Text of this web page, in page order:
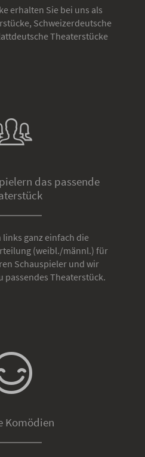
erhalten Sie bei uns als
Schweizerdeutsche
Theaterstücke
das passende
links ganz einfach die
(weibl./männl.) für
Schauspieler und wir
passendes Theaterstück.
Komödien